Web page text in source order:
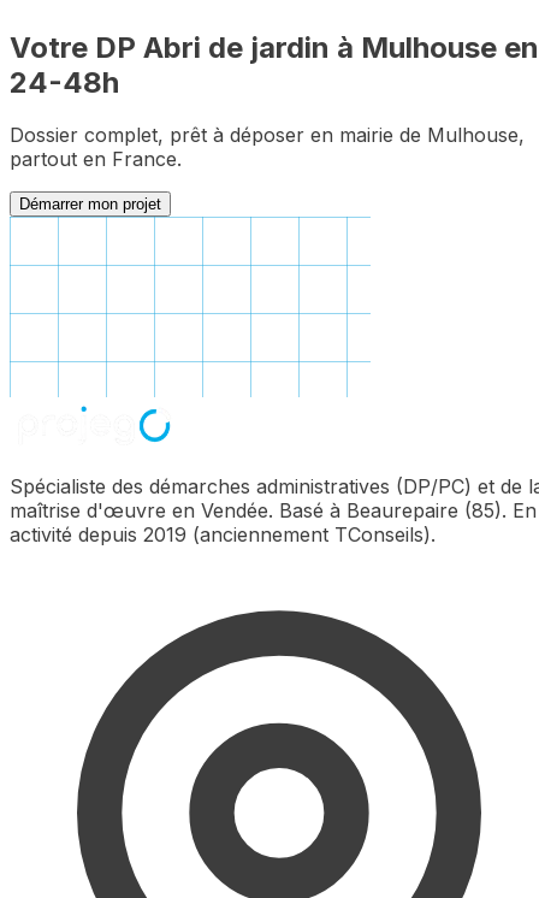
Votre DP Abri de jardin à Mulhouse en
24-48h
Dossier complet, prêt à déposer en mairie de Mulhouse,
partout en France.
Démarrer mon projet
Spécialiste des démarches administratives (DP/PC) et de
maîtrise d'œuvre en Vendée. Basé à Beaurepaire (85). En
activité depuis 2019 (anciennement TConseils).